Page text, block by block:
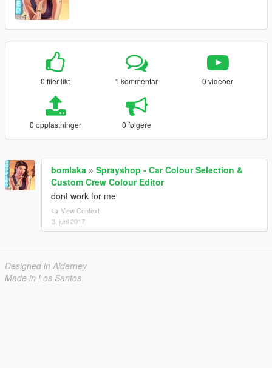
0 filer likt 1 kommentar 0 videoer
0 opplastninger 0 følgere
bomlaka » Sprayshop - Car Colour Selection &
Custom Crew Colour Editor
dont work for me
View Context
3. juni 2017
Designed in Alderney
Made in Los Santos